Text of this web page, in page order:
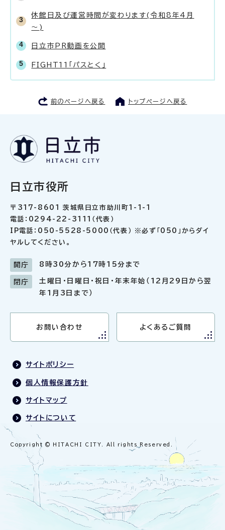
休館日及び運営時間が変わります(令和8年4月
～)
日立市PR動画を公開
FIGHT11「パスとく」
前のページへ戻る トップページへ戻る
日立市役所
〒317-8601 茨城県日立市助川町1-1-1
電話：0294-22-3111（代表）
IP電話：050-5528-5000（代表） ※必ず「050」からダイ
ヤルしてください。
開庁 8時30分から17時15分まで
閉庁
土曜日・日曜日・祝日・年末年始（12月29日から翌
年1月3日まで）
お問い合わせ よくあるご質問
サイトポリシー
個人情報保護方針
サイトマップ
サイトについて
Copyright © HITACHI CITY. All rights Reserved.